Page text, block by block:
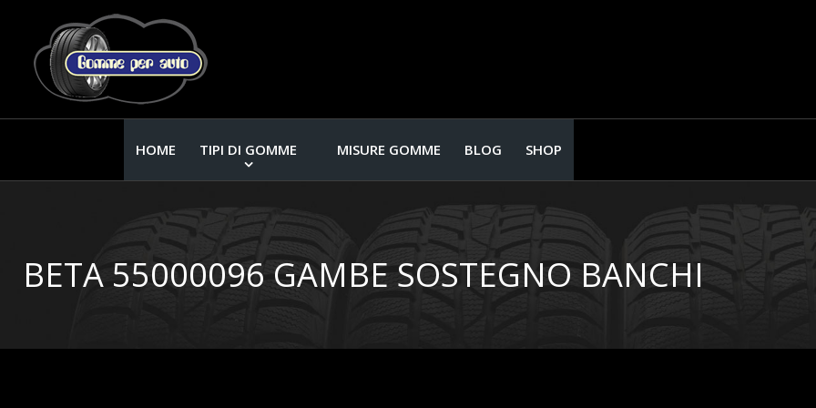
HOME TIPI DI GOMME MISURE GOMME BLOG SHOP
BETA 55000096 GAMBE SOSTEGNO BANCHI